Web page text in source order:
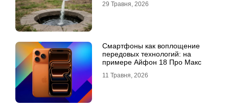
29 Травня, 2026
Смартфоны как воплощение
передовых технологий: на
примере Айфон 18 Про Макс
11 Травня, 2026